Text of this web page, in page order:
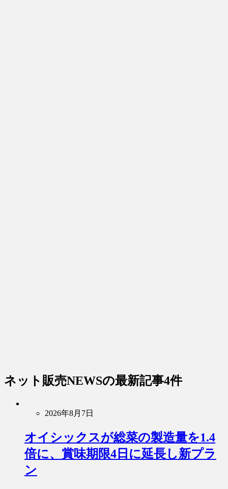
ネット販売NEWSの最新記事4件
2026年8月7日
オイシックスが総菜の製造量を1.4
倍に、賞味期限4日に延長し新プラ
ン